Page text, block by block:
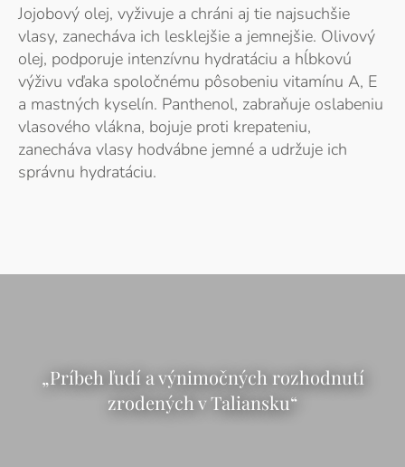
Jojobový olej, vyživuje a chráni aj tie najsuchšie
vlasy, zanecháva ich lesklejšie a jemnejšie. Olivový
olej, podporuje intenzívnu hydratáciu a hĺbkovú
výživu vďaka spoločnému pôsobeniu vitamínu A, E
a mastných kyselín. Panthenol, zabraňuje oslabeniu
vlasového vlákna, bojuje proti krepateniu,
zanecháva vlasy hodvábne jemné a udržuje ich
správnu hydratáciu.
„Príbeh ľudí a výnimočných rozhodnutí
zrodených v Taliansku“